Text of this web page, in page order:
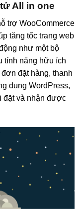
All in one
trợ WooCommerce
tăng tốc trang web
như một bộ
tính năng hữu ích
đặt hàng, thanh
dụng WordPress,
đặt và nhận được